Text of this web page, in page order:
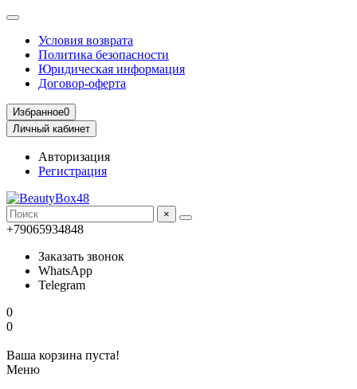
Условия возврата
Политика безопасности
Юридическая информация
Договор-оферта
Избранное0
Личный кабинет
Авторизация
Регистрация
×
+79065934848
Заказать звонок
WhatsApp
Telegram
0
0
Ваша корзина пуста!
Меню